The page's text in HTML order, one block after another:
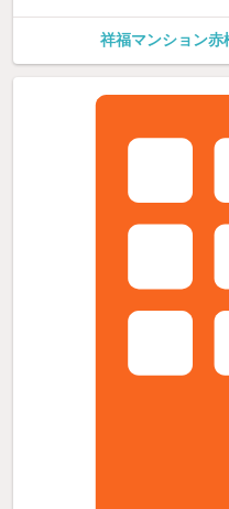
祥福マンション赤